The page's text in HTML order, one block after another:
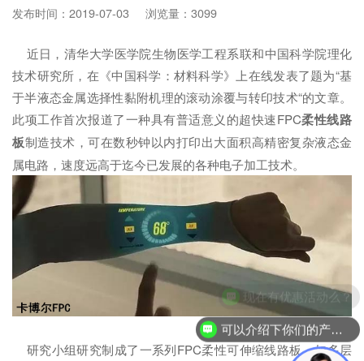
发布时间：2019-07-03 浏览量：3099
近日，清华大学医学院生物医学工程系联和中国科学院理化
技术研究所，在《中国科学：材料科学》上在线发表了题为“基
于半液态金属选择性黏附机理的滚动涂覆与转印技术“的文章。
此项工作首次报道了一种具有普适意义的超快速FPC柔性线路
板制造技术，可在数秒钟以内打印出大面积高精密复杂液态金
属电路，速度远高于迄今已发展的各种电子加工技术。
研究小组研究制成了一系列FPC柔性可伸缩线路板，如多层
可以介绍下你们的产品么？
现在有优惠活动么？